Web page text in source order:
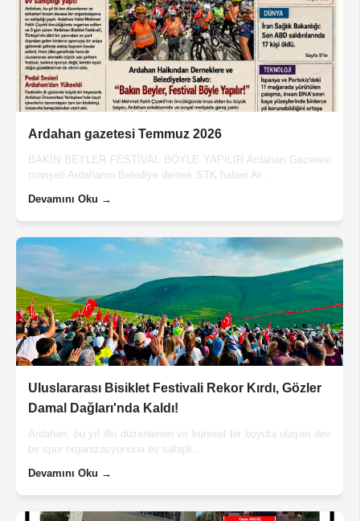
Ardahan gazetesi Temmuz 2026
BAKIN BEYLER FESTİVAL BÖYLE YAPILIR Ardahan Gazetesi
manşeti Ardahanın Belediye dernek STK haberi Ar...
Devamını Oku →
Uluslararası Bisiklet Festivali Rekor Kırdı, Gözler
Damal Dağları'nda Kaldı!
Ardahan, bu yıl ilki düzenlenen ve küresel bir boyuta ulaşan dev
bir spor organizasyonuna ev sahipli...
Devamını Oku →